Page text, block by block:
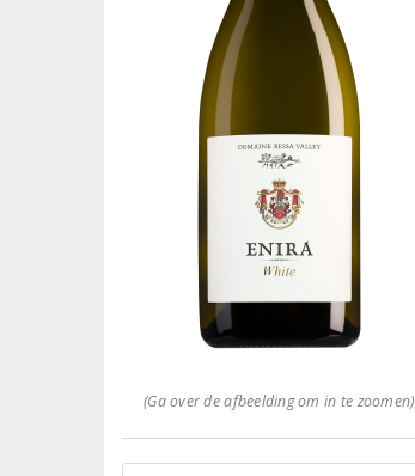
(Ga over de afbeelding om in te zoomen)